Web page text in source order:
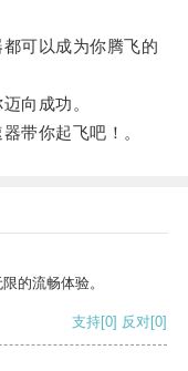
可以成为你腾飞的
向成功。
带你起飞吧！。
的流畅体验。
支持[0] 反对[0]